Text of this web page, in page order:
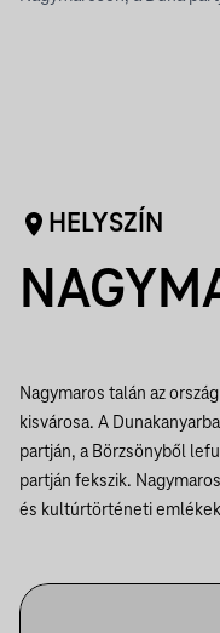
HELYSZÍN
Nagymaros talán az
kisvárosa. A
partján, a Börzsönyből
partján fekszik.
és kultúrtörténeti